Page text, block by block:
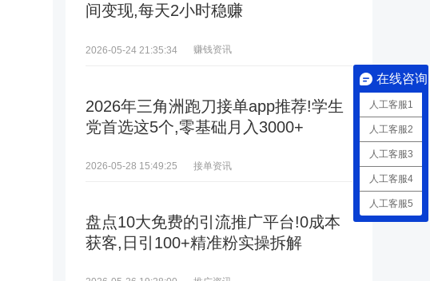
间变现,每天2小时稳赚
2026-05-24 21:35:34 赚钱资讯
2026年三角洲跑刀接单app推荐!学生
党首选这5个,零基础月入3000+
2026-05-28 15:49:25 接单资讯
盘点10大免费的引流推广平台!0成本
获客,日引100+精准粉实操拆解
在线咨询
人工客服1
人工客服2
人工客服3
人工客服4
人工客服5